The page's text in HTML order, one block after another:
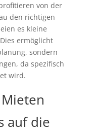
von der
den richtigen
es kleine
ermöglicht
sondern
da spezifisch
wird.
auf die